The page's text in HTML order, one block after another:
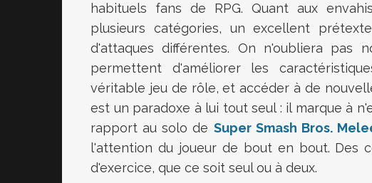
habituels fans de RPG. Quant aux
plusieurs catégories, un excellent
d'attaques différentes. On n'oubliera pas
permettent d'améliorer les
véritable jeu de rôle, et accéder à de
est un paradoxe à lui tout seul : il marque à
rapport au solo de Super Smash Bros.
l'attention du joueur de bout en bout. Des
d'exercice, que ce soit seul ou à deux.